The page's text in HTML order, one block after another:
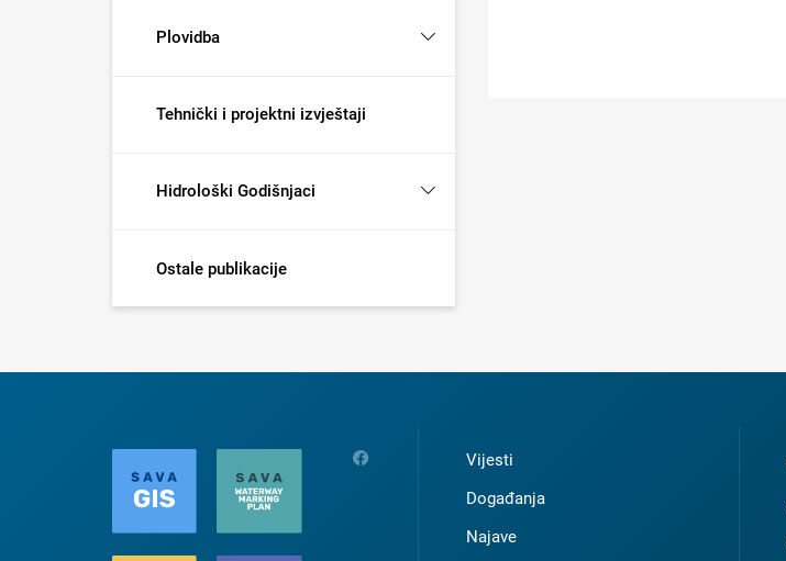
Plovidba
Tehnički i projektni izvještaji
Hidrološki Godišnjaci
Ostale publikacije
Vijesti
Događanja
Najave